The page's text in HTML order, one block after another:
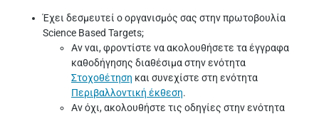
Έχει δεσμευτεί ο οργανισμός σας στην πρωτοβουλία
Science Based Targets;
Αν ναι, φροντίστε να ακολουθήσετε τα έγγραφα
καθοδήγησης διαθέσιμα στην ενότητα
Στοχοθέτηση και συνεχίστε στη ενότητα
Περιβαλλοντική έκθεση.
Αν όχι, ακολουθήστε τις οδηγίες στην ενότητα